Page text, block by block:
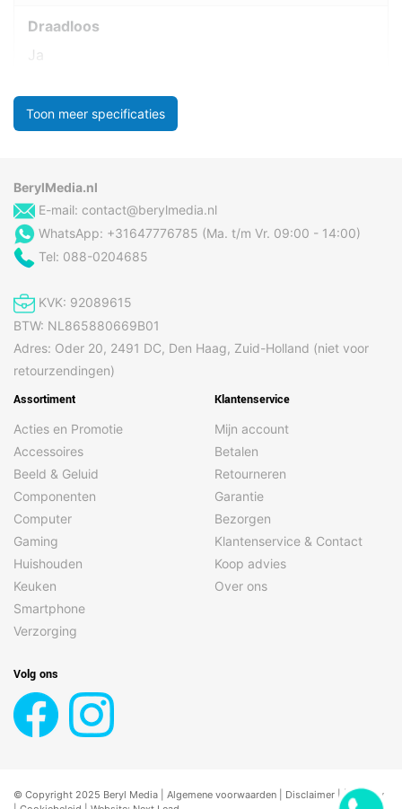
Draadloos
Ja
Toon meer specificaties
BerylMedia.nl
E-mail: contact@berylmedia.nl
WhatsApp: +31647776785 (Ma. t/m Vr. 09:00 - 14:00)
Tel: 088-0204685
KVK: 92089615
BTW: NL865880669B01
Adres: Oder 20, 2491 DC, Den Haag, Zuid-Holland (niet voor
retourzendingen)
Assortiment
Acties en Promotie
Accessoires
Beeld & Geluid
Componenten
Computer
Gaming
Huishouden
Keuken
Smartphone
Verzorging
Klantenservice
Mijn account
Betalen
Retourneren
Garantie
Bezorgen
Klantenservice & Contact
Koop advies
Over ons
Volg ons
© Copyright 2025 Beryl Media | Algemene voorwaarden Disclaimer | |Privacy